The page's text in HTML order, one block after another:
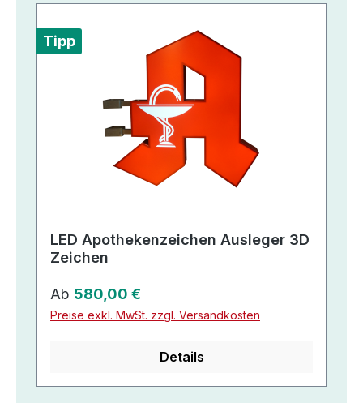
Tipp
LED Apothekenzeichen Ausleger 3D
Zeichen
Regulärer Preis:
Ab 580,00 €
Preise exkl. MwSt. zzgl. Versandkosten
Details